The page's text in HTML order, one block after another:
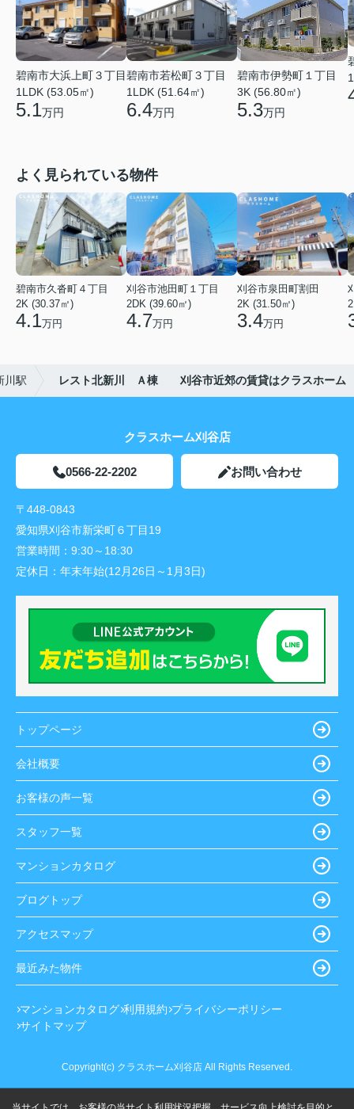
碧南市大浜上町３丁目
1LDK (53.05㎡)
5.1万円
碧南市若松町３丁目
1LDK (51.64㎡)
6.4万円
碧南市伊勢町１丁目
3K (56.80㎡)
5.3万円
よく見られている物件
碧南市久沓町４丁目
2K (30.37㎡)
4.1万円
刈谷市池田町１丁目
2DK (39.60㎡)
4.7万円
刈谷市泉田町割田
2K (31.50㎡)
3.4万円
川駅 レスト北新川 Ａ棟 刈谷市近郊の賃貸はクラスホーム
クラスホーム刈谷店
0566-22-2202 お問い合わせ
〒448-0843
愛知県刈谷市新栄町６丁目19
営業時間： 9:30～18:30
定休日： 年末年始(12月26日～1月3日)
トップページ
会社概要
お客様の声一覧
スタッフ一覧
マンションカタログ
ブログトップ
アクセスマップ
最近みた物件
マンションカタログ 利用規約 プライバシーポリシー
サイトマップ
Copyright(c) クラスホーム刈谷店 All Rights Reserved.